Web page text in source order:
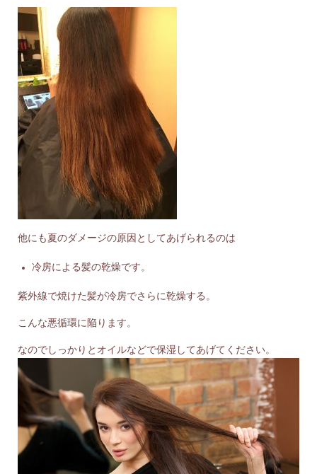
他にも夏のダメージの原因としてあげられるのは
冷房による髪の乾燥です。
紫外線で焼けた髪が冷房でさらに乾燥する。
こんな悪循環に陥ります。
なのでしっかりとオイルなどで保湿してあげてください。